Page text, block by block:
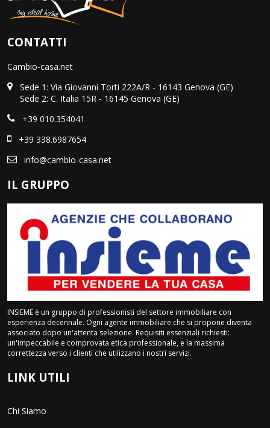
CONTATTI
Cambio-casa.net
Sede 1: Via Giovanni Torti 222A/R - 16143 Genova (GE)
Sede 2: C. Italia 15R - 16145 Genova (GE)
+39 010.354041
+39 338.6987654
info@cambio-casa.net
IL GRUPPO
INSIEME è un gruppo di professionisti del settore immobiliare con
esperienza decennale. Ogni agente immobiliare che si propone diventa
associato dopo un'attenta selezione. Requisiti essenziali richiesti:
un'impeccabile e comprovata etica professionale, e la massima
correttezza verso i clienti che utilizzano i nostri servizi.
LINK UTILI
Chi Siamo